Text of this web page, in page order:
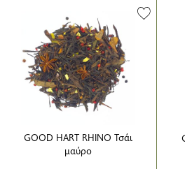
GOOD HART RHINO Τσάι
μαύρο